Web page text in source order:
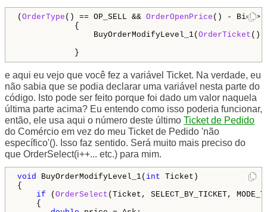
( OrderType () == OP_SELL && OrderOpenPrice () - Bid >
{
BuyOrderModifyLevel_1( OrderTicket
}
e aqui eu vejo que você fez a variável Ticket. Na verdade, eu
não sabia que se podia declarar uma variável nesta parte do
código. Isto pode ser feito porque foi dado um valor naquela
última parte acima? Eu entendo como isso poderia funcionar,
então, ele usa aqui o número deste último Ticket de Pedido
do Comércio em vez do meu Ticket de Pedido 'não
específico'(). Isso faz sentido. Será muito mais preciso do
que OrderSelect(i++... etc.) para mim.
void BuyOrderModifyLevel_1( int Ticket)
{
if ( OrderSelect (Ticket, SELECT_BY_TICKET,
{